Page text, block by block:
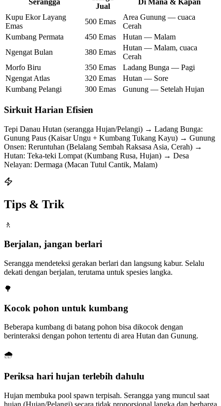
Serangga
Jual
Di Mana & Kapan
Kupu Ekor Layang
Emas
500 Emas
Area Gunung — cuaca
Cerah
Kumbang Permata
450 Emas
Hutan — Malam
Ngengat Bulan
380 Emas
Hutan — Malam, cuaca
Cerah
Morfo Biru
350 Emas
Ladang Bunga — Pagi
Ngengat Atlas
320 Emas
Hutan — Sore
Kumbang Pelangi
300 Emas Gunung — Setelah Hujan
Sirkuit Harian Efisien
Tepi Danau Hutan (serangga Hujan/Pelangi) → Ladang Bunga:
Gunung Paus (Kaisar Ungu + Kumbang Tukang Kayu) → Gunung
Onsen: Reruntuhan (Belalang Sembah Raksasa Asia, Cerah) →
Hutan: Teka-teki Lompat (Kumbang Rusa, Hujan) → Desa
Nelayan: Dermaga (Macan Tutul Cantik, Malam)
Tips & Trik
🚶
Berjalan, jangan berlari
Serangga mendeteksi gerakan berlari dan langsung kabur. Selalu
dekati dengan berjalan, terutama untuk spesies langka.
🌳
Kocok pohon untuk kumbang
Beberapa kumbang di batang pohon bisa dikocok dengan
berinteraksi dengan pohon tertentu di area Hutan dan Gunung.
🌧️
Periksa hari hujan terlebih dahulu
Hujan membuka pool spawn terpisah. Serangga yang muncul saat
hujan (Hujan/Pelangi) secara tidak proporsional langka dan berharga